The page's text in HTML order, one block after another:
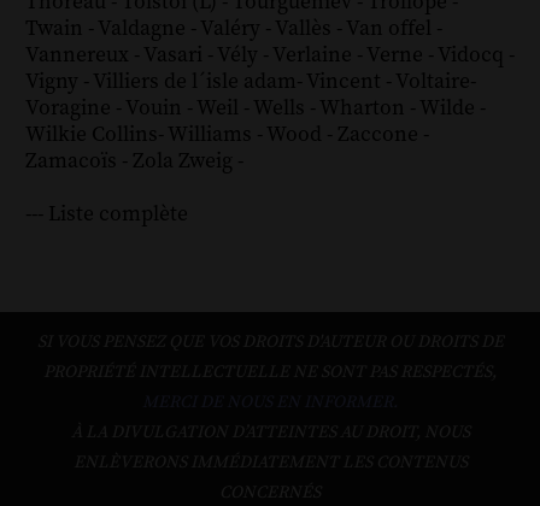
Twain - Valdagne - Valéry - Vallès - Van offel -
Vannereux - Vasari - Vély - Verlaine - Verne - Vidocq -
Vigny - Villiers de l´isle adam- Vincent - Voltaire-
Voragine - Vouin - Weil - Wells - Wharton - Wilde -
Wilkie Collins- Williams - Wood - Zaccone -
Zamacoïs - Zola Zweig -
--- Liste complète